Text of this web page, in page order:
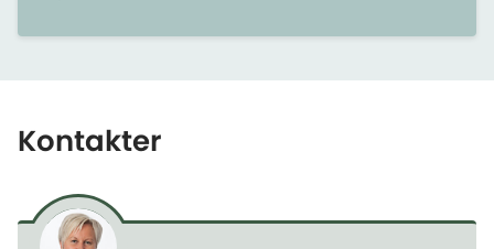
Kontakter